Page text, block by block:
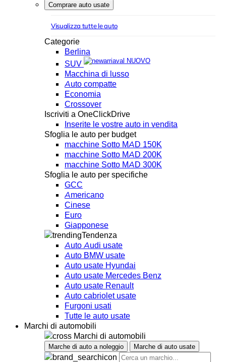
Comprare auto usate
Visualizza tutte le auto
Categorie
Berlina
SUV
NUOVO
Macchina di lusso
Auto compatte
Economia
Crossover
Iscriviti a OneClickDrive
Inserite le vostre auto in vendita
Sfoglia le auto per budget
macchine Sotto MAD 150K
macchine Sotto MAD 200K
macchine Sotto MAD 300K
Sfoglia le auto per specifiche
GCC
Americano
Cinese
Euro
Giapponese
Tendenza
Auto Audi usate
Auto BMW usate
Auto usate Hyundai
Auto usate Mercedes Benz
Auto usate Renault
Auto cabriolet usate
Furgoni usati
Tutte le auto usate
Marchi di automobili
Marchi di automobili
Marche di auto a noleggio Marche di auto usate